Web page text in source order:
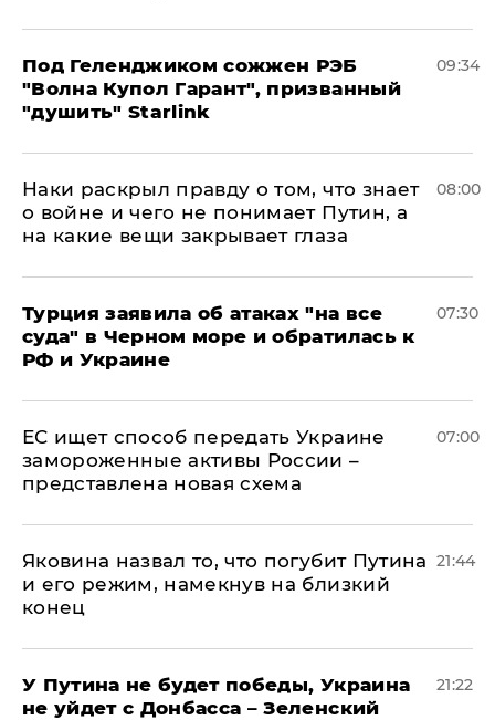
Под Геленджиком сожжен РЭБ
"Волна Купол Гарант", призванный
"душить" Starlink
09:34
Наки раскрыл правду о том, что знает
о войне и чего не понимает Путин, а
на какие вещи закрывает глаза
08:00
Турция заявила об атаках "на все
суда" в Черном море и обратилась к
РФ и Украине
07:30
ЕС ищет способ передать Украине
замороженные активы России –
представлена новая схема
07:00
Яковина назвал то, что погубит Путина
и его режим, намекнув на близкий
конец
21:44
У Путина не будет победы, Украина
не уйдет с Донбасса – Зеленский
21:22